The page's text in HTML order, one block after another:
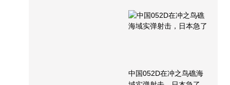
中国052D在冲之鸟礁海